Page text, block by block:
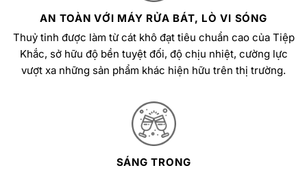
AN TOÀN VỚI MÁY RỬA BÁT, LÒ VI SÓNG
Thuỷ tinh được làm từ cát khô đạt tiêu chuẩn cao của Tiệp
Khắc, sở hữu độ bền tuyệt đối, độ chịu nhiệt, cường lực
vượt xa những sản phẩm khác hiện hữu trên thị trường.
SÁNG TRONG